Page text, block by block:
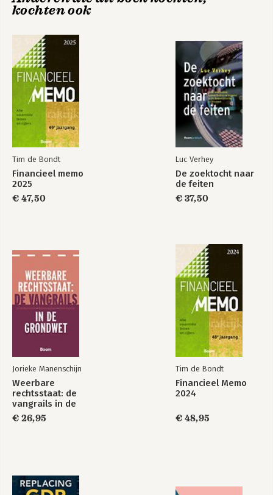
kochten ook
Tim de Bondt
Financieel memo
2025
€ 47,50
Luc Verhey
De zoektocht naar
de feiten
€ 37,50
Jorieke Manenschijn
Weerbare
rechtsstaat: de
vangrails in de
Grondwet
€ 26,95
Tim de Bondt
Financieel Memo
2024
€ 48,95